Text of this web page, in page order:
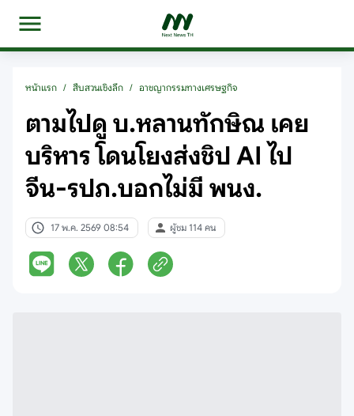
หน้าแรก / สืบสวนเชิงลึก / อาชญากรรมทางเศรษฐกิจ
ตามไปดู บ.หลานทักษิณ เคย
บริหาร โดนโยงส่งชิป AI ไป
จีน-รปภ.บอกไม่มี พนง.
17 พ.ค. 2569 08:54 ผู้ชม 114 คน